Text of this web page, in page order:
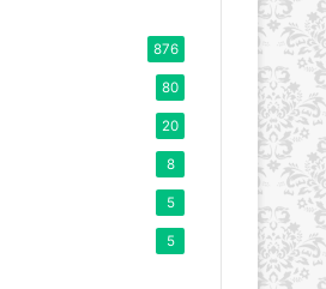
876
80
20
8
5
5